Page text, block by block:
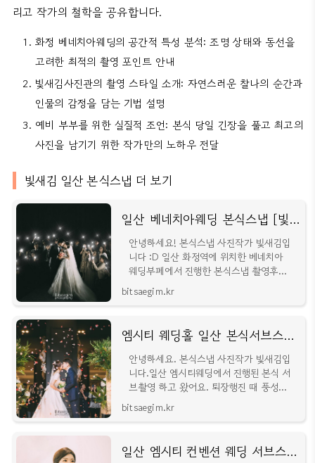
리고 작가의 철학을 공유합니다.
화정 베네치아웨딩의 공간적 특성 분석: 조명 상태와 동선을
고려한 최적의 촬영 포인트 안내
빛새김사진관의 촬영 스타일 소개: 자연스러운 찰나의 순간과
인물의 감정을 담는 기법 설명
예비 부부를 위한 실질적 조언: 본식 당일 긴장을 풀고 최고의
사진을 남기기 위한 작가만의 노하우 전달
빛새김 일산 본식스냅 더 보기
일산 베네치아웨딩 본식스냅 [빛새김]
안녕하세요! 본식스냅 사진작가 빛새김입
니다 :D​ 일산 화정역에 위치한 베네치아
웨딩부페에서 진행한 본식스냅 촬영후기
사진 포스팅입니다! 신부대기실부터 원판
촬영까지 진행되는 구
bitsaegim.kr
엠시티 웨딩홀 일산 본식서브스냅 촬영후기 [빛새김]
안녕하세요. 본식스냅 사진작가 빛새김입
니다.일산 엠시티웨딩에서 진행된 본식 서
브촬영 하고 왔어요. 퇴장행진 때 풍성하
게 터지는 축포 플라워샤워가 매력적인
홀이죠. 저의 엠시티 서브
bitsaegim.kr
일산 엠시티 컨벤션 웨딩 서브스냅 [빛새김]